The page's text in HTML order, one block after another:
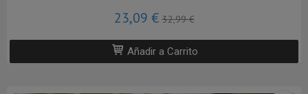
23,09 €32,99 €
Añadir a Carrito